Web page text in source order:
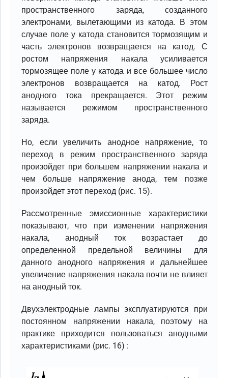
пространственного заряда, созданного
электронами, вылетающими из катода. В этом
случае поле у катода становится тормозящим и
часть электронов возвращается на катод. С
ростом напряжения накала усиливается
тормозящее поле у катода и все большее число
электронов возвращается на катод. Рост
анодного тока прекращается. Этот режим
называется режимом пространственного
заряда.
Но, если увеличить анодное напряжение, то
переход в режим пространственного заряда
произойдет при большем напряжении накала и
чем больше напряжение анода, тем позже
произойдет этот переход (рис. 15).
Рассмотренные эмиссионные характеристики
показывают, что при изменении напряжения
накала, анодный ток возрастает до
определенной предельной величины для
данного анодного напряжения и дальнейшее
увеличение напряжения накала почти не влияет
на анодный ток.
Двухэлектродные лампы эксплуатируются при
постоянном напряжении накала, поэтому на
практике приходится пользоваться анодными
характеристиками (рис. 16) :